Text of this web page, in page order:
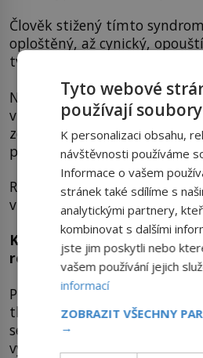
Člověk stižený tímto
oploštěný, až cynický,
tvořivost.
Nejnáchylnější jsou k němu
v profesích, kde se pomáhá
zdravotní sestry, učitelé,
pracovníci, policisté a
Rizikovou skupinou jsou ale
v domácnosti či na mateřské
K čemu vedou přílišné
relaxace?
Příčinou vzniku syndromu je
tlak na vlastní výkon,
selhání a přehnanou
vyčerpání z důvodu
Tyto webové
používají
K personalizaci obsahu,
návštěvnosti používáme
Informace o vašem
stránek také sdílíme s
analytickými partnery,
kombinovat s dalšími
jste jim poskytli nebo
vašem používání jejich
informací
ZOBRAZIT VŠECHNY
→